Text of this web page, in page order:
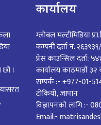
।
कार्यालय
ग्लोबल मल्टीमिडिया
कम्पनी दर्ता नं.
प्रेस काउन्सिल दर्ता:
कार्यालय काठमाडौं ३२
सम्पर्क :- +977-01-
टोकियो, जापान
विज्ञापनको लागि :-
Email:-